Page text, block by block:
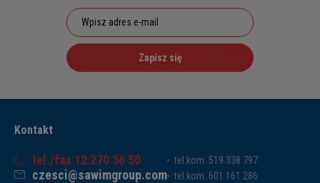
Zapisz się
Kontakt
tel./fax 12 270 36 50
czesci@sawimgroup.com
tel.kom. 519 338 797
tel.kom. 601 161 286